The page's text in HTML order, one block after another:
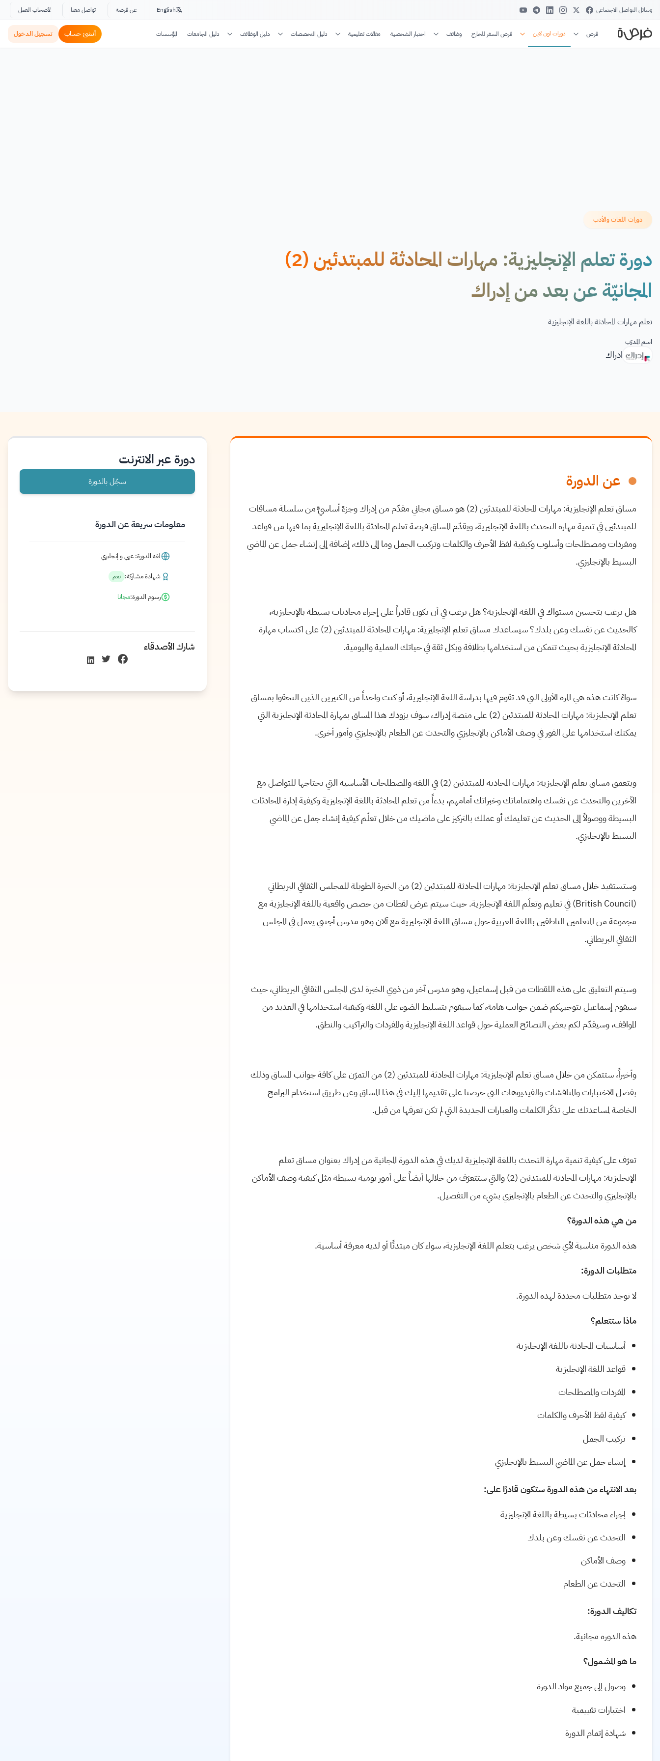
وسائل التواصل الاجتماعي English عن فرصة تواصل معنا لأصحاب العمل
فرص دورات اون لاين فرص السفر للخارج وظائف اختبار الشخصية مقالات تعليمية دليل التخصصات دليل الوظائف دليل الجامعات المؤسسات أنشئ حساب تسجيل الدخول
دورات اللغات والأدب
دورة تعلم الإنجليزية: مهارات المحادثة للمبتدئين (2)
المجانيّة عن بعد من إدراك
تعلم مهارات المحادثة باللغة الإنجليزية
اسم المدرّب
ادراك
عن الدورة
مساق تعلم الإنجليزية: مهارات المحادثة للمبتدئين (2) هو مساق مجاني مقدّم من إدراك وجزءٌ أساسيٌّ من سلسلة مساقات
للمبتدئين في تنمية مهارة التحدث باللغة الإنجليزية، ويقدّم المساق فرصة تعلم المحادثة باللغة الإنجليزية بما فيها من قواعد
ومفردات ومصطلحات وأسلوب وكيفية لفظ الأحرف والكلمات وتركيب الجمل وما إلى ذلك، إضافة إلى إنشاء جمل عن الماضي
البسيط بالإنجليزي.
هل ترغب بتحسين مستواك في اللغة الإنجليزية؟ هل ترغب في أن تكون قادراً على إجراء محادثات بسيطة بالإنجليزية،
كالحديث عن نفسك وعن بلدك؟ سيساعدك مساق تعلم الإنجليزية: مهارات المحادثة للمبتدئين (2) على اكتساب مهارة
المحادثة الإنجليزية بحيث تتمكن من استخدامها بطلاقة وبكل ثقة في حياتك العملية واليومية.
سواءً كانت هذه هي المرة الأولى التي قد تقوم فيها بدراسة اللغة الإنجليزية، أو كنت واحداً من الكثيرين الذين التحقوا بمساق
تعلم الإنجليزية: مهارات المحادثة للمبتدئين (2) على منصة إدراك، سوف يزودك هذا المساق بمهارة المحادثة الإنجليزية التي
يمكنك استخدامها على الفور في وصف الأماكن بالإنجليزي والتحدث عن الطعام بالإنجليزي وأمور أخرى.
ويتعمق مساق تعلم الإنجليزية: مهارات المحادثة للمبتدئين (2) في اللغة والمصطلحات الأساسية التي تحتاجها للتواصل مع
الآخرين والتحدث عن نفسك واهتماماتك وخبراتك أمامهم، بدءاً من تعلم المحادثة باللغة الإنجليزية وكيفية إدارة المحادثات
البسيطة ووصولاً إلى الحديث عن تعليمك أو عملك بالتركيز على ماضيك من خلال تعلّم كيفية إنشاء جمل عن الماضي
البسيط بالإنجليزي.
وستستفيد خلال مساق تعلم الإنجليزية: مهارات المحادثة للمبتدئين (2) من الخبرة الطويلة للمجلس الثقافي البريطاني
(British Council) في تعليم وتعلّم اللغة الإنجليزية. حيث سيتم عرض لقطات من حصص واقعية باللغة الإنجليزية مع
مجموعة من المتعلمين الناطقين باللغة العربية حول مساق اللغة الإنجليزية مع آلان وهو مدرس أجنبي يعمل في المجلس
الثقافي البريطاني.
وسيتم التعليق على هذه اللقطات من قبل إسماعيل، وهو مدرس آخر من ذوي الخبرة لدى المجلس الثقافي البريطاني، حيث
سيقوم إسماعيل بتوجيهكم ضمن جوانب هامة، كما سيقوم بتسليط الضوء على اللغة وكيفية استخدامها في العديد من
المواقف، وسيقدّم لكم بعض النصائح العملية حول قواعد اللغة الإنجليزية والمفردات والتراكيب والنطق.
وأخيراً، ستتمكن من خلال مساق تعلم الإنجليزية: مهارات المحادثة للمبتدئين (2) من التمرّن على كافة جوانب المساق وذلك
بفضل الاختبارات والمناقشات والفيديوهات التي حرصنا على تقديمها إليك في هذا المساق وعن طريق استخدام البرامج
الخاصة لمساعدتك على تذكّر الكلمات والعبارات الجديدة التي لم تكن تعرفها من قبل.
تعرّف على كيفية تنمية مهارة التحدث باللغة الإنجليزية لديك في هذه الدورة المجانية من إدراك بعنوان مساق تعلم
الإنجليزية: مهارات المحادثة للمبتدئين (2) والتي ستتعرّف من خلالها أيضاً على أمور يومية بسيطة مثل كيفية وصف الأماكن
بالإنجليزي والتحدث عن الطعام بالإنجليزي بشيء من التفصيل.
من هي هذه الدورة؟
هذه الدورة مناسبة لأي شخص يرغب بتعلم اللغة الإنجليزية، سواء كان مبتدئًا أو لديه معرفة أساسية.
متطلبات الدورة:
لا توجد متطلبات محددة لهذه الدورة.
ماذا ستتعلم؟
أساسيات المحادثة باللغة الإنجليزية
قواعد اللغة الإنجليزية
المفردات والمصطلحات
كيفية لفظ الأحرف والكلمات
تركيب الجمل
إنشاء جمل عن الماضي البسيط بالإنجليزي
بعد الانتهاء من هذه الدورة ستكون قادرًا على:
إجراء محادثات بسيطة باللغة الإنجليزية
التحدث عن نفسك وعن بلدك
وصف الأماكن
التحدث عن الطعام
تكاليف الدورة:
هذه الدورة مجانية.
ما هو المشمول؟
وصول إلى جميع مواد الدورة
اختبارات تقييمية
شهادة إتمام الدورة
دورة عبر الانترنت
سجّل بالدورة
معلومات سريعة عن الدورة
لغة الدورة: عربي و إنجليزي
شهادة مشاركة: نعم
رسوم الدورة:مجانا
شارك الأصدقاء